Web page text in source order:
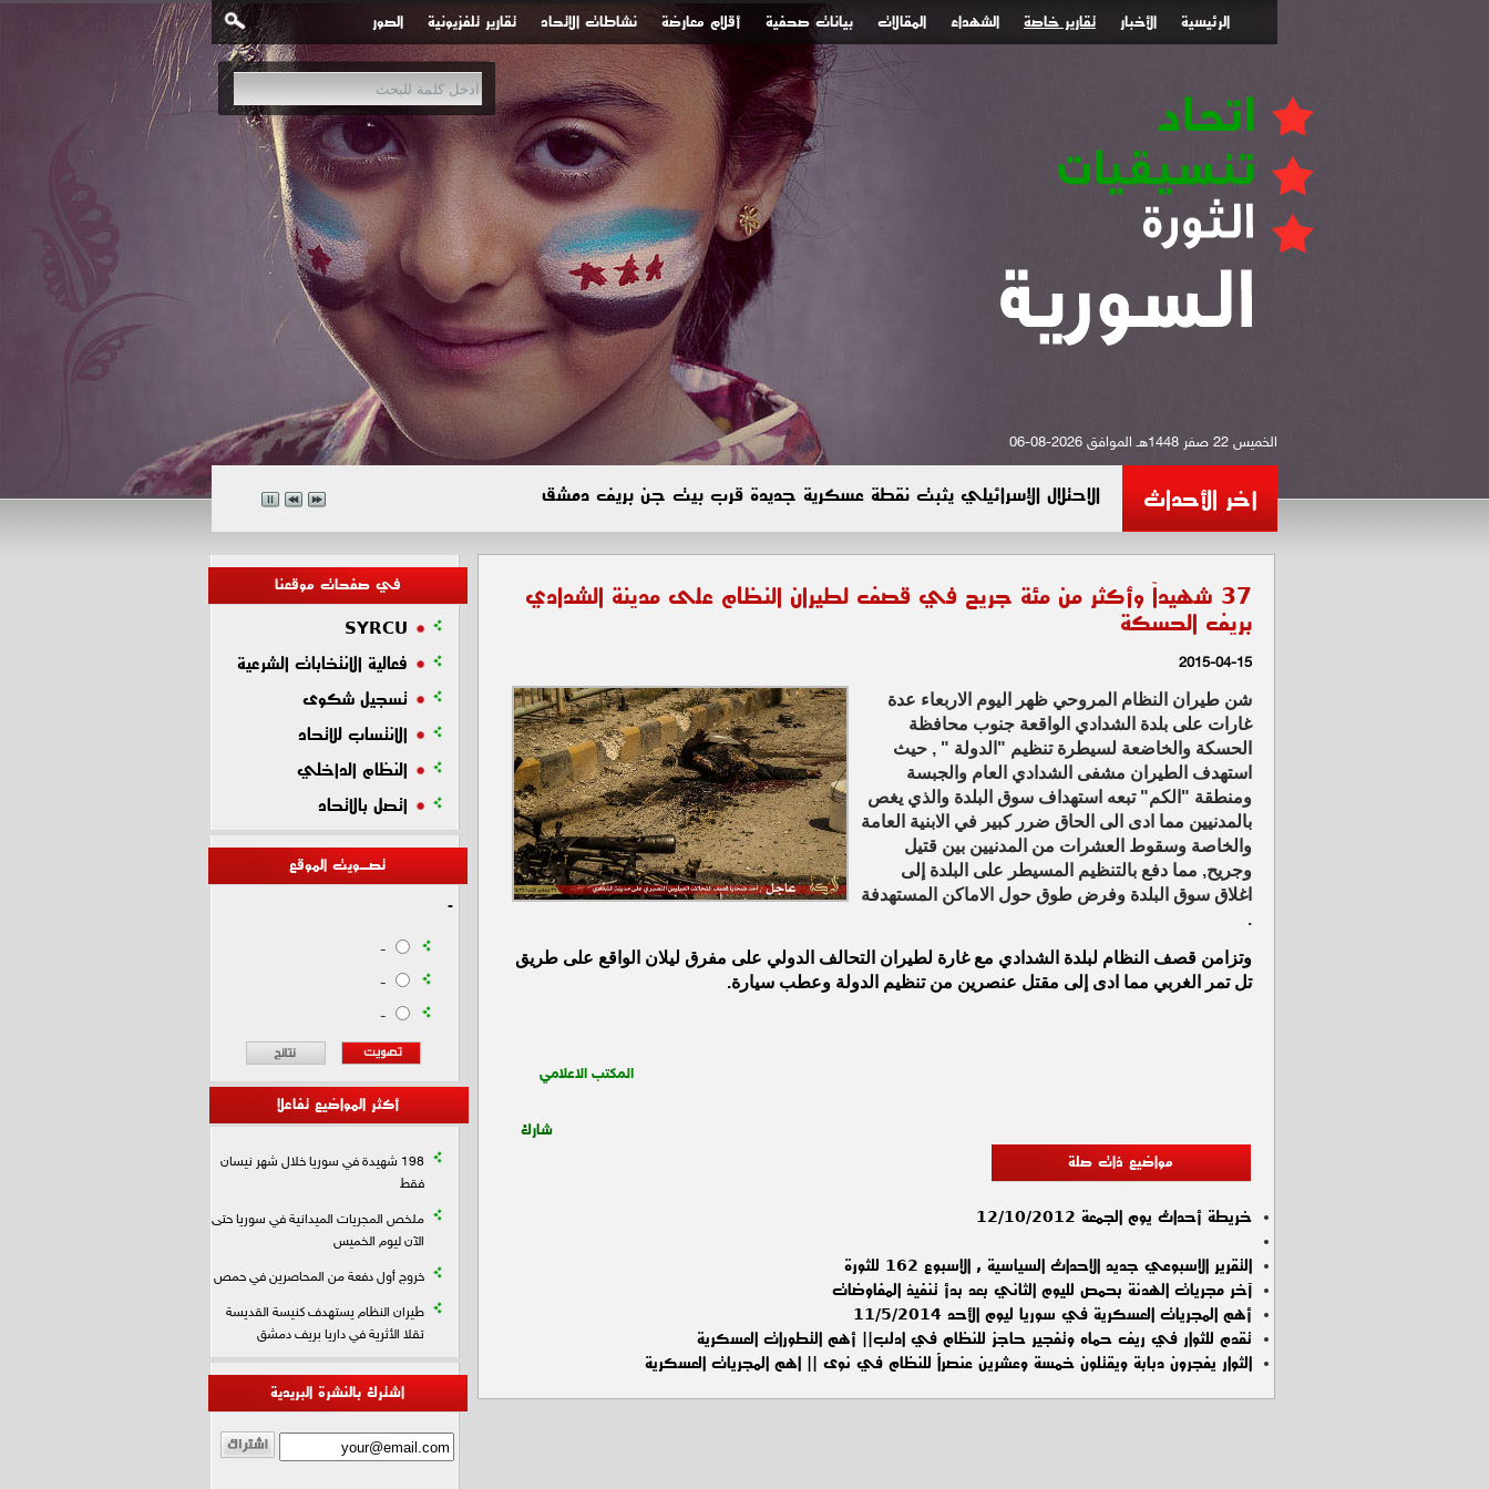
الرئيسية الأخبار تقارير خاصة الشهداء المقالات بيانات صحفية أقلام معارضة نشاطات الاتحاد تقارير تلفزيونية الصور
الخميس 22 صفر 1448هـ الموافق 2026-08-06
آخر الأحداث الاحتلال الإسرائيلي يثبت نقطة عسكرية جديدة قرب بيت جن بريف دمشق
37 شهيداً وأكثر من مئة جريح في قصف لطيران النظام على مدينة الشدادي
بريف الحسكة
2015-04-15
شن طيران النظام المروحي ظهر اليوم الاربعاء عدة
غارات على بلدة الشدادي الواقعة جنوب محافظة
الحسكة والخاضعة لسيطرة تنظيم "الدولة " , حيث
استهدف الطيران مشفى الشدادي العام والجبسة
ومنطقة "الكم" تبعه استهداف سوق البلدة والذي يغص
بالمدنيين مما ادى الى الحاق ضرر كبير في الابنية العامة
والخاصة وسقوط العشرات من المدنيين بين قتيل
وجريح, مما دفع بالتنظيم المسيطر على البلدة إلى
اغلاق سوق البلدة وفرض طوق حول الاماكن المستهدفة
.
وتزامن قصف النظام لبلدة الشدادي مع غارة لطيران التحالف الدولي على مفرق ليلان الواقع على طريق
تل تمر الغربي مما ادى إلى مقتل عنصرين من تنظيم الدولة وعطب سيارة.
المكتب الاعلامي
شارك
مواضيع ذات صلة
خريطة أحداث يوم الجمعة 12/10/2012
التقرير الاسبوعي جديد الاحداث السياسية , الاسبوع 162 للثورة
آخر مجريات الهدنة بحمص لليوم الثاني بعد بدأ تنفيذ المفاوضات
أهم المجريات العسكرية في سوريا ليوم الأحد 11/5/2014
تقدم للثوار في ريف حماه وتفجير حاجز للنظام في ادلب|| أهم التطورات العسكرية
الثوار يفجرون دبابة ويقتلون خمسة وعشرين عنصراً للنظام في نوى || اهم المجريات العسكرية
في صفحات موقعنا
SYRCU
فعالية الانتخابات الشرعية
تسجيل شكوى
الانتساب للاتحاد
النظام الداخلي
اتصل بالاتحاد
تصـويت الموقع
-
-
-
-
أكثر المواضيع تفاعلا
198 شهيدة في سوريا خلال شهر نيسان
فقط
ملخص المجريات الميدانية في سوريا حتى
الآن ليوم الخميس
خروج أول دفعة من المحاصرين في حمص
طيران النظام يستهدف كنيسة القديسة
تقلا الأثرية في داريا بريف دمشق
اشترك بالنشرة البريدية